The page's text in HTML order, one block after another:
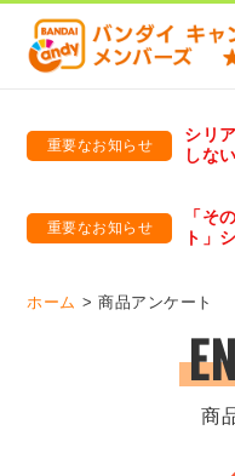
重要なお知らせ
シリ
しな
重要なお知らせ
「そ
ト」
ホーム 商品アンケート
商